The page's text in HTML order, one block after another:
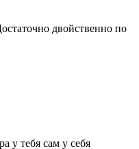
двойственно по
у тебя сам у себя